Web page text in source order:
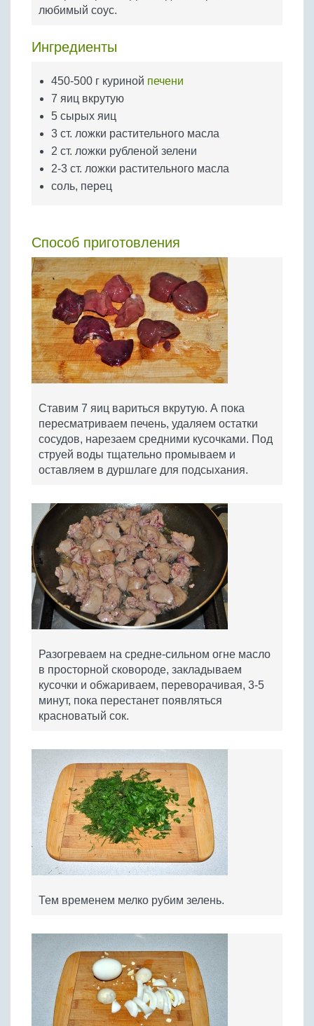
Бобовые
Крупы
любимый соус.
Ингредиенты
450-500 г куриной печени
7 яиц вкрутую
5 сырых яиц
3 ст. ложки растительного масла
2 ст. ложки рубленой зелени
2-3 ст. ложки растительного масла
соль, перец
Способ приготовления
Ставим 7 яиц вариться вкрутую. А пока
пересматриваем печень, удаляем остатки
сосудов, нарезаем средними кусочками. Под
струей воды тщательно промываем и
оставляем в дуршлаге для подсыхания.
Разогреваем на средне-сильном огне масло
в просторной сковороде, закладываем
кусочки и обжариваем, переворачивая, 3-5
минут, пока перестанет появляться
красноватый сок.
Тем временем мелко рубим зелень.